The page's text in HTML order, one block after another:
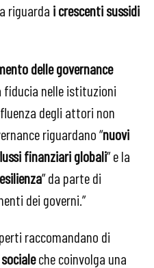
riguarda i crescenti sussidi
delle governance
fiducia nelle istituzioni
degli attori non
riguardano “nuovi
finanziari globali” e la
” da parte di
dei governi.”
raccomandano di
che coinvolga una